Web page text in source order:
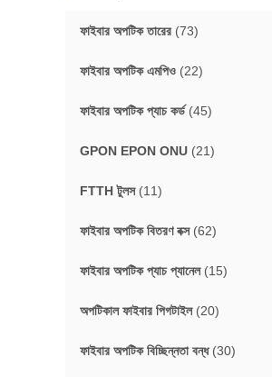
ফাইবার অপটিক তারের (73)
ফাইবার অপটিক এমপিও (22)
ফাইবার অপটিক প্যাচ কর্ড(45)
GPON EPON ONU (21)
FTTH টুলস(11)
ফাইবার অপটিক বিতরণ বক্স(62)
ফাইবার অপটিক প্যাচ প্যানেল(15)
অপটিকাল ফাইবার পিগটাইল(20)
ফাইবার অপটিক বিচ্ছিন্নতা বন্ধ(30)